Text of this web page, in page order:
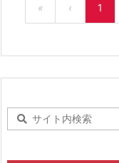
« ‹ 1